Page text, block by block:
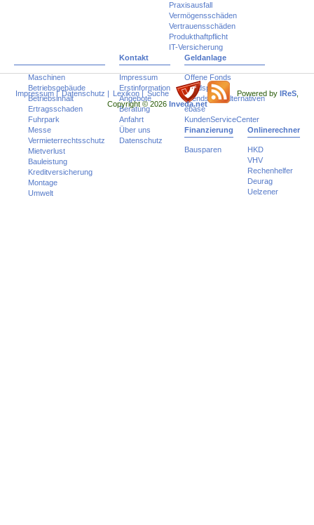
Praxisausfall
Vermögensschäden
Vertrauensschäden
Produkthaftpflicht
IT-Versicherung
Maschinen
Betriebsgebäude
Betriebsinhalt
Ertragsschaden
Fuhrpark
Messe
Vermieterrechtsschutz
Mietverlust
Bauleistung
Kreditversicherung
Montage
Umwelt
Kontakt
Impressum
Erstinformation
Angebote
Beratung
Anfahrt
Über uns
Datenschutz
Geldanlage
Offene Fonds
Fondspolicen
Trends und Alternativen
ebase
KundenServiceCenter
Finanzierung
Bausparen
Onlinerechner
HKD
VHV
Rechenhelfer
Deurag
Uelzener
Impressum| Datenschutz | Lexikon| Suche Powered by IReS
Copyright © 2026 Inveda.net